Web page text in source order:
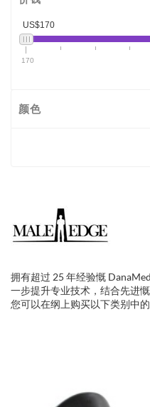
US$170
170
颜色
拥有超过 25 年经验慨
一步提升专业技术，结合先进
您可以在纲上购买以下类别中的